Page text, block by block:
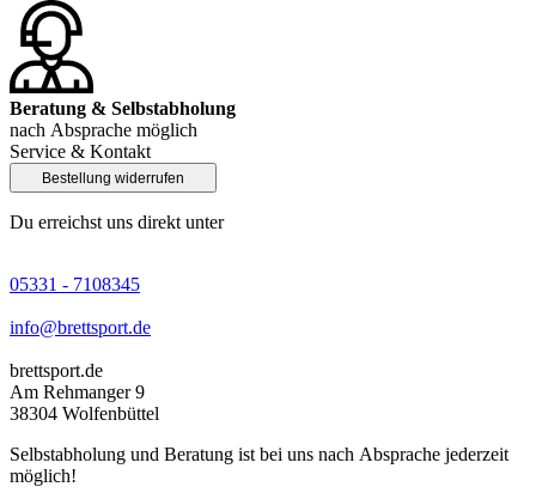
Beratung & Selbstabholung
nach Absprache möglich
Service & Kontakt
Bestellung widerrufen
Du erreichst uns direkt unter
05331 - 7108345
info@brettsport.de
brettsport.de
Am Rehmanger 9
38304 Wolfenbüttel
Selbstabholung und Beratung ist bei uns nach Absprache jederzeit
möglich!